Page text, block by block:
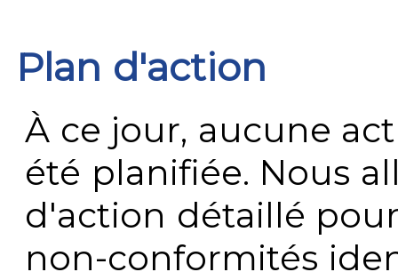
Plan d'action
À ce jour, aucune
été planifiée. Nous
d'action détaillé
non-conformités